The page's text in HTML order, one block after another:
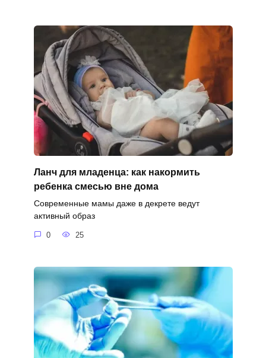
Ланч для младенца: как накормить
ребенка смесью вне дома
Современные мамы даже в декрете ведут
активный образ
0 25